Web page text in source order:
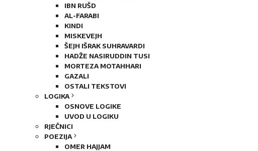
IBN RUŠD
AL-FARABI
KINDI
MISKEVEJH
ŠEJH IŠRAK SUHRAVARDI
HADŽE NASIRUDDIN TUSI
MORTEZA MOTAHHARI
GAZALI
OSTALI TEKSTOVI
LOGIKA
OSNOVE LOGIKE
UVOD U LOGIKU
RJEČNICI
POEZIJA
OMER HAJJAM